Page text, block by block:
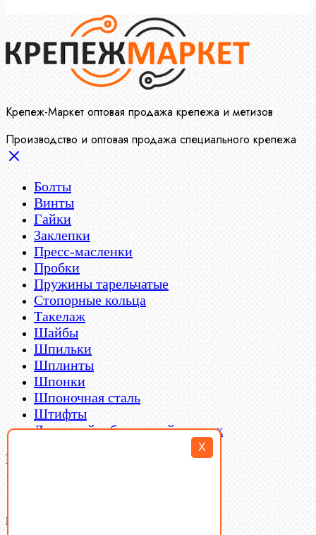
X
Крепеж-Маркет оптовая продажа крепежа и метизов
Производство и оптовая продажа специального крепежа
Болты
Винты
Гайки
Заклепки
Пресс-масленки
Пробки
Пружины тарельчатые
Стопорные кольца
Такелаж
Шайбы
Шпильки
Шплинты
Шпонки
Шпоночная сталь
Штифты
Латунный и бронзовый крепеж
Filter By
Категории товаров